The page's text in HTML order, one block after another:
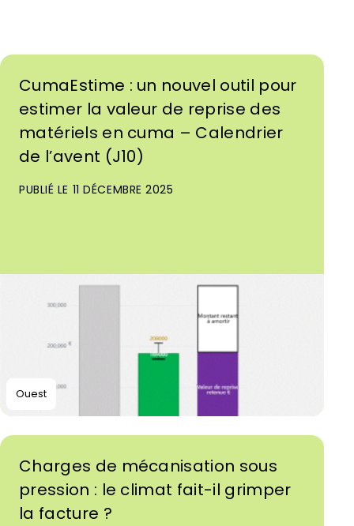
CumaEstime : un nouvel outil pour
estimer la valeur de reprise des
matériels en cuma – Calendrier
de l’avent (J10)
PUBLIÉ LE 11 DÉCEMBRE 2025
Ouest
Charges de mécanisation sous
pression : le climat fait-il grimper
la facture ?